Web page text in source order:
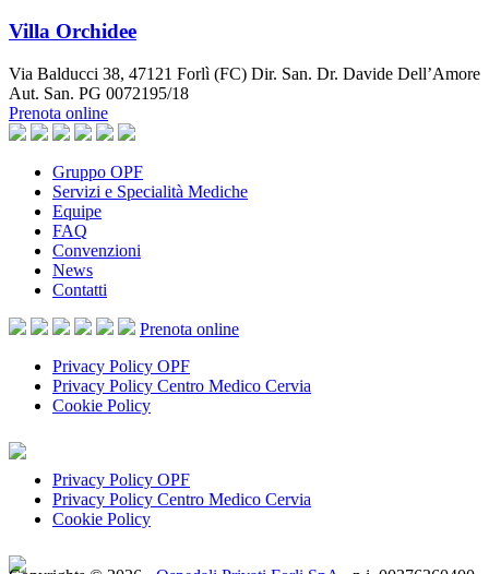
Villa Orchidee
Via Balducci 38, 47121 Forlì (FC) Dir. San. Dr. Davide Dell’Amore
Aut. San. PG 0072195/18
Prenota online
Gruppo OPF
Servizi e Specialità Mediche
Equipe
FAQ
Convenzioni
News
Contatti
Prenota online
Privacy Policy OPF
Privacy Policy Centro Medico Cervia
Cookie Policy
Privacy Policy OPF
Privacy Policy Centro Medico Cervia
Cookie Policy